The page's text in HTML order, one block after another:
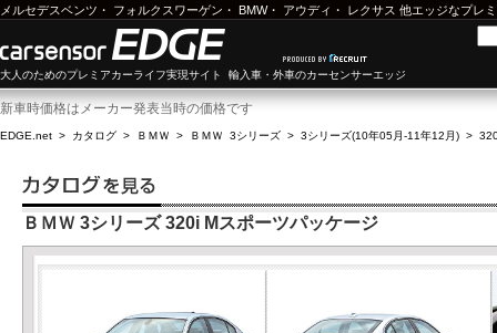
メルセデスベンツ ・ フォルクスワーゲン ・ BMW・ アウディ ・ レクサス 他エッジなプレ
大人のためのプレミアカーライフ実現サイト 輸入車・外車のカーセンサーエッジ
新車時価格はメーカー発表当時の価格です
EDGE.net > カタログ > ＢＭＷ > ＢＭＷ 3シリーズ > 3シリーズ(10年05月-11年12月) >
ＢＭＷ 3シリーズ 320i Mスポーツパッケージ